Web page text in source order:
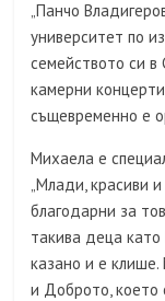
„Панчо
университет по
семейството си в
камерни
същевременно е
Михаела е
„Млади, красиви
благодарни за
такива деца
казано и е
и Доброто, което